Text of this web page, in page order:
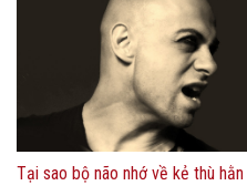
Tại sao bộ não nhớ về kẻ thù